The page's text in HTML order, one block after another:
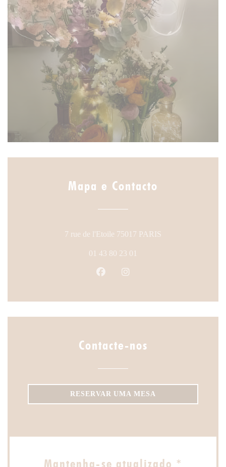
Mapa e Contacto
7 rue de l'Etoile 75017 PARIS
01 43 80 23 01
Facebook ((abre numa nova
Contacte-nos
RESERVAR UMA MESA
Mantenha-se atualizado *